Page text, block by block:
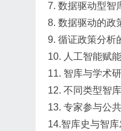
7. 数据驱动型智
8. 数据驱动的政
9. 循证政策分析
10. 人工智能赋
11. 智库与学术
12. 不同类型智
13. 专家参与公
14.智库史与智